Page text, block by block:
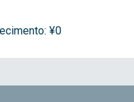
¥0